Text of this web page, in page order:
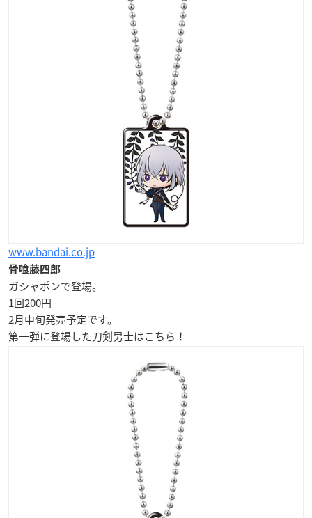
www.bandai.co.jp
骨喰藤四郎
ガシャポンで登場。
1回200円
2月中旬発売予定です。
第一弾に登場した刀剣男士はこちら！